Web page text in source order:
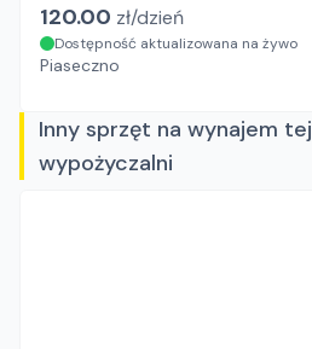
120.00 zł/dzień
Dostępność aktualizowana na żywo
Piaseczno
Inny sprzęt na wynajem tej
wypożyczalni